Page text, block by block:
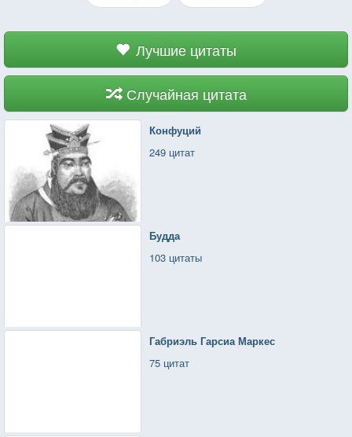
Лучшие цитаты
Случайная цитата
Конфуций
249 цитат
Будда
103 цитаты
Габриэль Гарсиа Маркес
75 цитат